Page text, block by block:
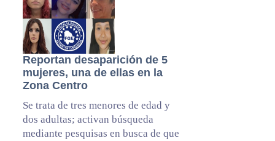
Reportan desaparición de 5
mujeres, una de ellas en la
Zona Centro
Se trata de tres menores de edad y
dos adultas; activan búsqueda
mediante pesquisas en busca de que